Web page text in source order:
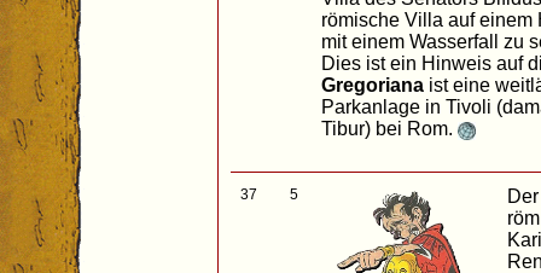
römische Villa auf einem
mit einem Wasserfall zu
Dies ist ein Hinweis auf
Gregoriana ist eine
Parkanlage in Tivoli
Tibur) bei Rom.
37 5